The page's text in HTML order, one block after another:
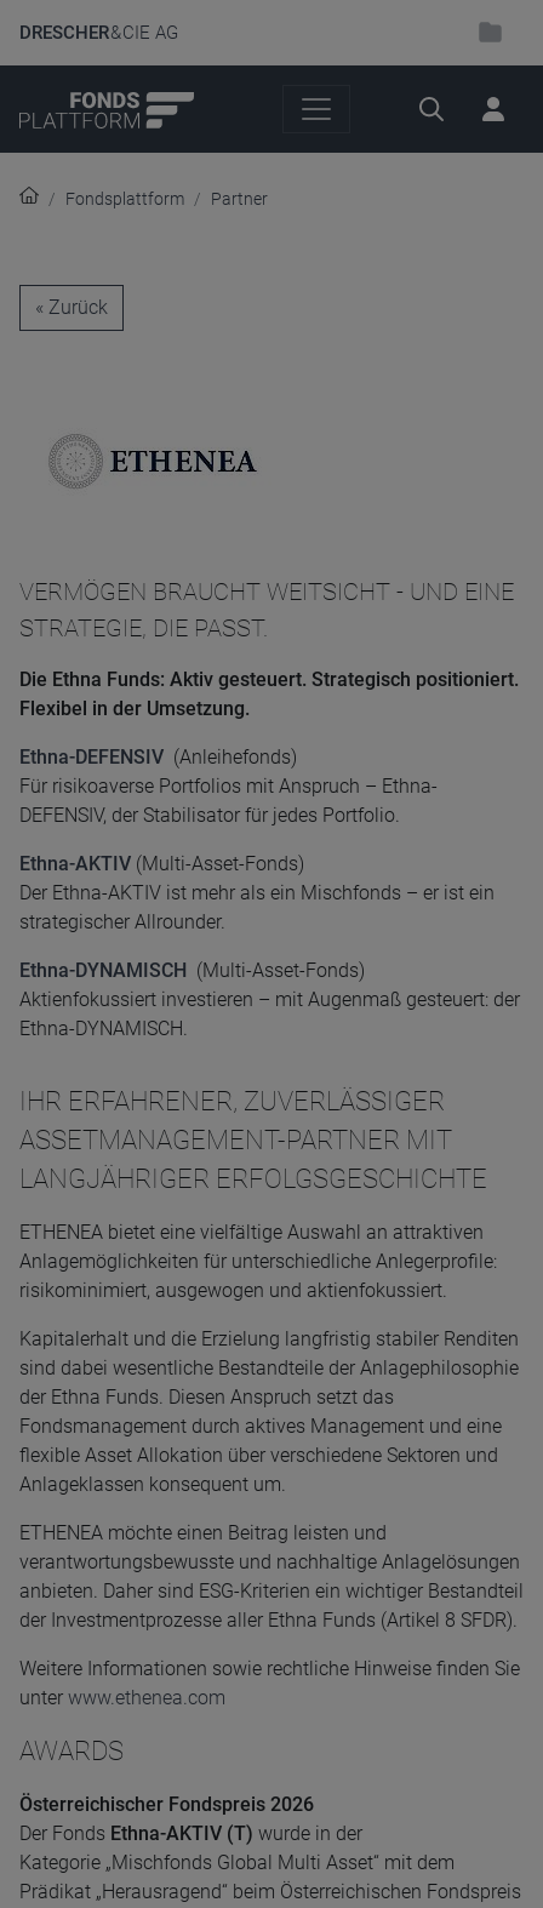
DRESCHER& CIE AG
Suche
Fondsplattform Partner
« Zurück
VERMÖGEN BRAUCHT WEITSICHT - UND EINE
STRATEGIE, DIE PASST.
Die Ethna Funds: Aktiv gesteuert. Strategisch positioniert.
Flexibel in der Umsetzung.
Ethna-DEFENSIV (Anleihefonds)
Für risikoaverse Portfolios mit Anspruch – Ethna-
DEFENSIV, der Stabilisator für jedes Portfolio.
Ethna-AKTIV (Multi-Asset-Fonds)
Der Ethna-AKTIV ist mehr als ein Mischfonds – er ist ein
strategischer Allrounder.
Ethna-DYNAMISCH (Multi-Asset-Fonds)
Aktienfokussiert investieren – mit Augenmaß gesteuert: der
Ethna-DYNAMISCH.
IHR ERFAHRENER, ZUVERLÄSSIGER
ASSETMANAGEMENT-PARTNER MIT
LANGJÄHRIGER ERFOLGSGESCHICHTE
ETHENEA bietet eine vielfältige Auswahl an attraktiven
Anlagemöglichkeiten für unterschiedliche Anlegerprofile:
risikominimiert, ausgewogen und aktienfokussiert.
Kapitalerhalt und die Erzielung langfristig stabiler Renditen
sind dabei wesentliche Bestandteile der Anlagephilosophie
der Ethna Funds. Diesen Anspruch setzt das
Fondsmanagement durch aktives Management und eine
flexible Asset Allokation über verschiedene Sektoren und
Anlageklassen konsequent um.
ETHENEA möchte einen Beitrag leisten und
verantwortungsbewusste und nachhaltige Anlagelösungen
anbieten. Daher sind ESG-Kriterien ein wichtiger Bestandteil
der Investmentprozesse aller Ethna Funds (Artikel 8 SFDR).
Weitere Informationen sowie rechtliche Hinweise finden Sie
unter www.ethenea.com
AWARDS
Österreichischer Fondspreis 2026
Der Fonds Ethna-AKTIV (T) wurde in der
Kategorie „Mischfonds Global Multi Asset“ mit dem
Prädikat „Herausragend“ beim Österreichischen Fondspreis